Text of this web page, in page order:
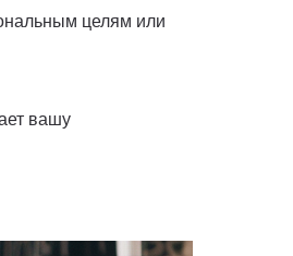
целям или
вашу